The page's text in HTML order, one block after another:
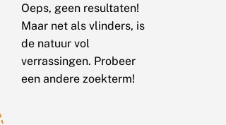
Oeps, geen resultaten!
Maar net als vlinders, is
de natuur vol
verrassingen. Probeer
een andere zoekterm!